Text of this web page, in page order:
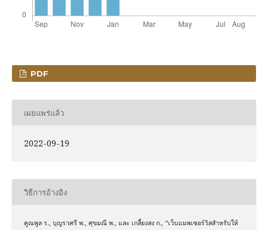
PDF
เผยแพร่แล้ว
2022-09-19
วิธีการอ้างอิง
คูณพูล ร., บุญราศรี พ., ศุขมณี พ., และ เกลี้ยงสง ก., “เว็บแมพเซอร์วิสสำหรับให้